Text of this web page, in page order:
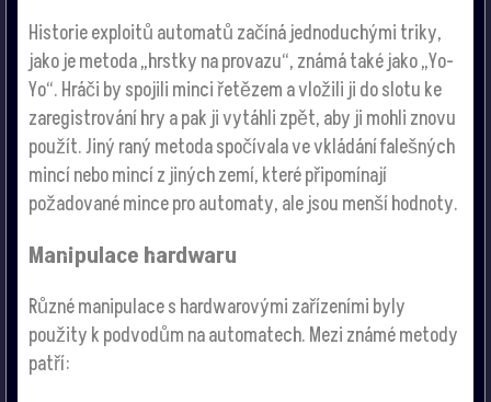
Historie exploitů automatů začíná jednoduchými triky,
jako je metoda „hrstky na provazu“, známá také jako „Yo-
Yo“. Hráči by spojili minci řetězem a vložili ji do slotu ke
zaregistrování hry a pak ji vytáhli zpět, aby ji mohli znovu
použít. Jiný raný metoda spočívala ve vkládání falešných
mincí nebo mincí z jiných zemí, které připomínají
požadované mince pro automaty, ale jsou menší hodnoty.
Manipulace hardwaru
Různé manipulace s hardwarovými zařízeními byly
použity k podvodům na automatech. Mezi známé metody
patří: